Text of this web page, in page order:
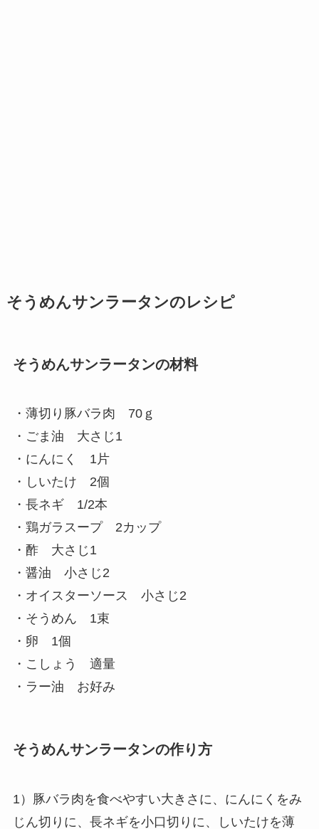
そうめんサンラータンのレシピ
そうめんサンラータンの材料
・薄切り豚バラ肉 70ｇ
・ごま油 大さじ1
・にんにく 1片
・しいたけ 2個
・長ネギ 1/2本
・鶏ガラスープ 2カップ
・酢 大さじ1
・醤油 小さじ2
・オイスターソース 小さじ2
・そうめん 1束
・卵 1個
・こしょう 適量
・ラー油 お好み
そうめんサンラータンの作り方
1）豚バラ肉を食べやすい大きさに、にんにくをみ
じん切りに、長ネギを小口切りに、しいたけを薄